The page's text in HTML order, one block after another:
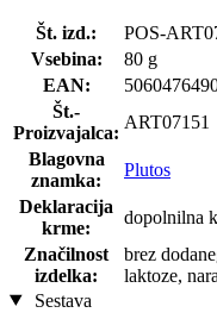
Št. izd.:
POS-
Vsebina:
80 g
EAN:
Št.-
Proizvajalca:
ART07151
Blagovna
znamka:
Plutos
Deklaracija
krme:
dopolnilna
Značilnost
izdelka:
brez
laktoze,
Sestava